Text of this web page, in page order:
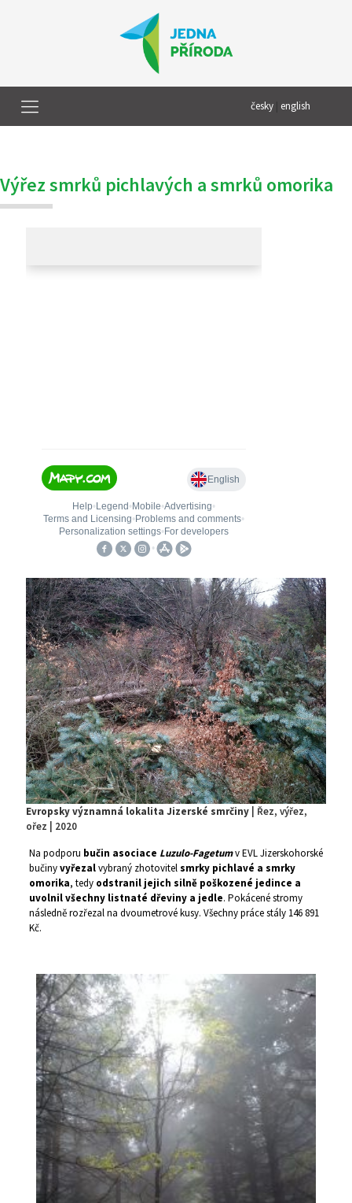
česky english
Výřez smrků pichlavých a smrků omorika
Evropsky významná lokalita Jizerské smrčiny | Řez, výřez,
ořez | 2020
Na podporu bučin asociace Luzulo-Fagetumv EVL Jizerskohorské
bučinyvyřezalvybraný zhotovitelsmrky pichlavé a smrky
omorika, tedy odstranil jejich silně poškozené jedince a
uvolnil všechny listnaté dřeviny a jedle. Pokácené stromy
následně rozřezal na dvoumetrové kusy. Všechny práce stály 146 891
Kč.